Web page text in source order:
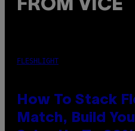
FROM VICE
FLESHLIGHT
How To Stack
Match, Build